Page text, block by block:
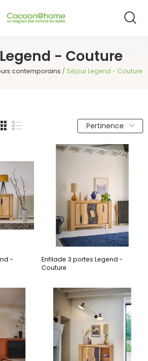
- Couture
contemporains Séjour Legend - Couture
Pertinence
-
Enfilade 3 portes Legend -
Couture